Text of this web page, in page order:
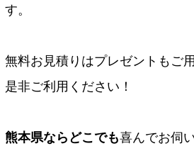
す。
無料お見積りはプレゼントもご
是非ご利用ください！
熊本県ならどこでも喜んでお伺